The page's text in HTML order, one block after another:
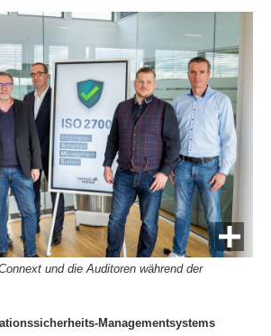
und die Auditoren während der
Managementsystems